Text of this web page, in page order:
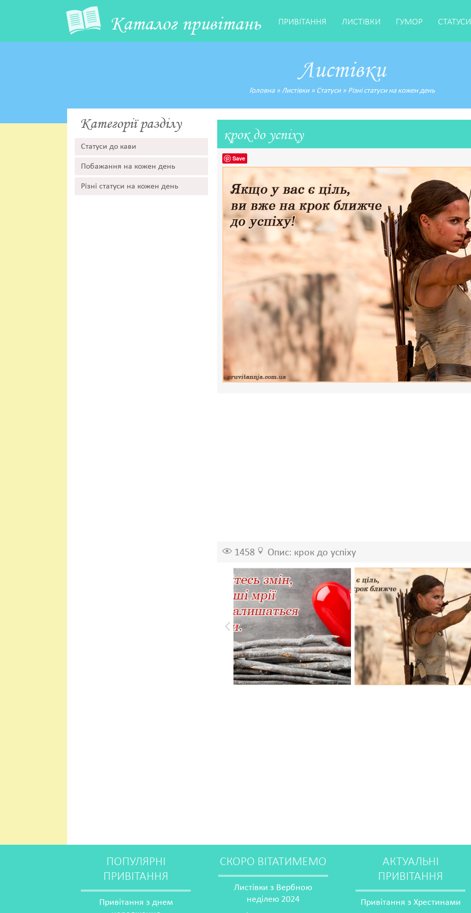
Каталог привітань ПРИВІТАННЯ ЛИСТІВКИ ГУМОР СТАТУСИ
Листівки
Головна» Листівки» Статуси» Різні статуси на кожен день
Категорії разділу
Статуси до кави
Побажання на кожен день
Різні статуси на кожен день
крок до успіху
Save
1458 Опис: крок до успіху
ПОПУЛЯРНІ
ПРИВІТАННЯ
Привітання з днем
СКОРО ВІТАТИМЕМО
Листівки з Вербною
неділею 2024
АКТУАЛЬНІ
ПРИВІТАННЯ
Привітання з Хрестинами